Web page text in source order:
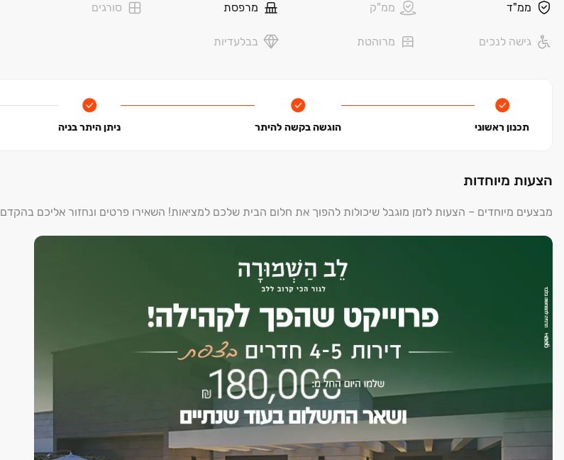
ממ"ד ממ"ק מרפסת סורגים
גישה לנכים מרוהטת בבלעדיות
תכנון ראשוני הוגשה בקשה להיתר ניתן היתר בניה
הצעות מיוחדות
מבצעים מיוחדים – הצעות לזמן מוגבל שיכולות להפוך את חלום הבית שלכם למציאות! השאירו פרטים ונחזור אליכם בהקדם